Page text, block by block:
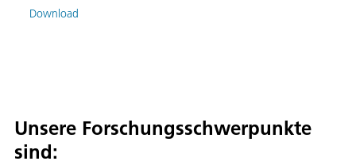
Download
Unsere Forschungsschwerpunkte
sind: